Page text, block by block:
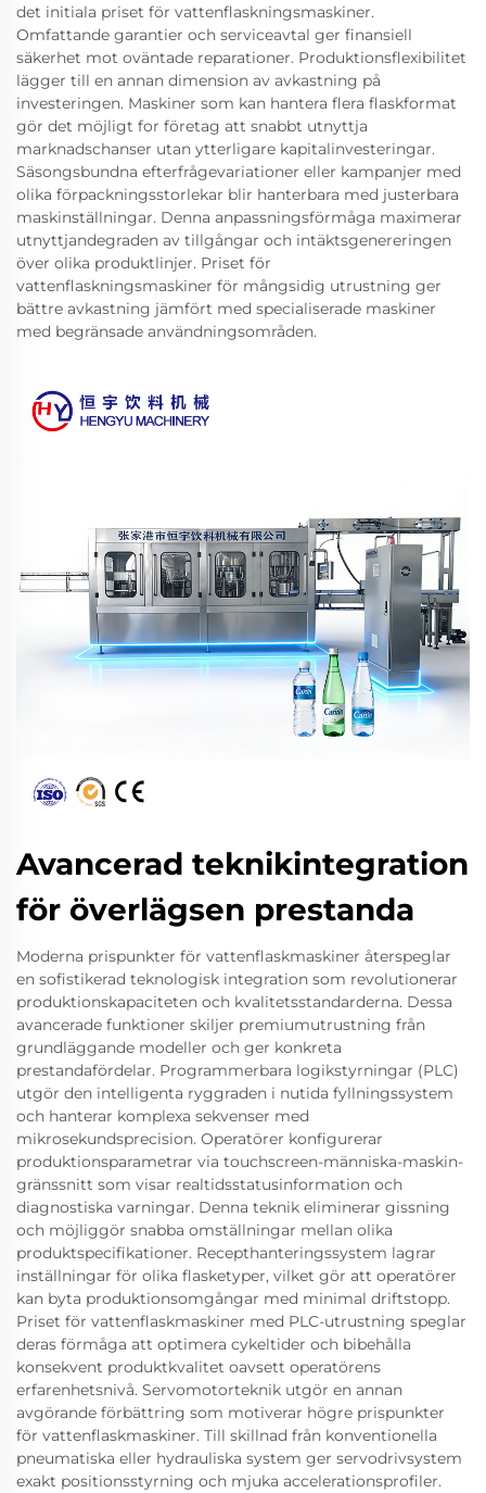
det initiala priset för vattenflaskningsmaskiner.
Omfattande garantier och serviceavtal ger finansiell
säkerhet mot oväntade reparationer. Produktionsflexibilitet
lägger till en annan dimension av avkastning på
investeringen. Maskiner som kan hantera flera flaskformat
gör det möjligt for företag att snabbt utnyttja
marknadschanser utan ytterligare kapitalinvesteringar.
Säsongsbundna efterfrågevariationer eller kampanjer med
olika förpackningsstorlekar blir hanterbara med justerbara
maskinställningar. Denna anpassningsförmåga maximerar
utnyttjandegraden av tillgångar och intäktsgenereringen
över olika produktlinjer. Priset för
vattenflaskningsmaskiner för mångsidig utrustning ger
bättre avkastning jämfört med specialiserade maskiner
med begränsade användningsområden.
Avancerad teknikintegration
för överlägsen prestanda
Moderna prispunkter för vattenflaskmaskiner återspeglar
en sofistikerad teknologisk integration som revolutionerar
produktionskapaciteten och kvalitetsstandarderna. Dessa
avancerade funktioner skiljer premiumutrustning från
grundläggande modeller och ger konkreta
prestandafördelar. Programmerbara logikstyrningar (PLC)
utgör den intelligenta ryggraden i nutida fyllningssystem
och hanterar komplexa sekvenser med
mikrosekundsprecision. Operatörer konfigurerar
produktionsparametrar via touchscreen-människa-maskin-
gränssnitt som visar realtidsstatusinformation och
diagnostiska varningar. Denna teknik eliminerar gissning
och möjliggör snabba omställningar mellan olika
produktspecifikationer. Recepthanteringssystem lagrar
inställningar för olika flasketyper, vilket gör att operatörer
kan byta produktionsomgångar med minimal driftstopp.
Priset för vattenflaskmaskiner med PLC-utrustning speglar
deras förmåga att optimera cykeltider och bibehålla
konsekvent produktkvalitet oavsett operatörens
erfarenhetsnivå. Servomotorteknik utgör en annan
avgörande förbättring som motiverar högre prispunkter
för vattenflaskmaskiner. Till skillnad från konventionella
pneumatiska eller hydrauliska system ger servodrivsystem
exakt positionsstyrning och mjuka accelerationsprofiler.